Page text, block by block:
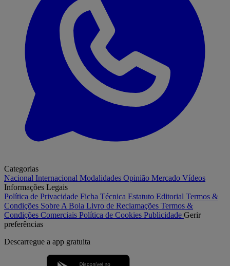
Categorias
Nacional Internacional Modalidades Opinião Mercado Vídeos
Informações Legais
Política de Privacidade Ficha Técnica Estatuto Editorial Termos &
Condições Sobre A Bola Livro de Reclamações Termos &
Condições Comerciais Política de Cookies Publicidade Gerir
preferências
Descarregue a app gratuita